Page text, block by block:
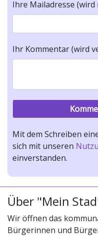
Ihre Mailadresse
Ihr Kommentar (wird
Mit dem Schreiben
sich mit unseren
einverstanden.
Über "Mein
Wir öffnen das
Bürgerinnen und